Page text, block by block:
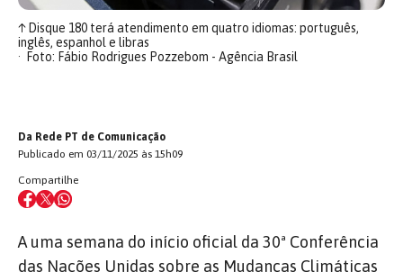
↑Disque 180 terá atendimento em quatro idiomas: português,
inglês, espanhol e libras
Foto: Fábio Rodrigues Pozzebom - Agência Brasil
Da Rede PT de Comunicação
Publicado em 03/11/2025 às 15h09
Compartilhe
A uma semana do início oficial da 30ª Conferência
das Nações Unidas sobre as Mudanças Climáticas